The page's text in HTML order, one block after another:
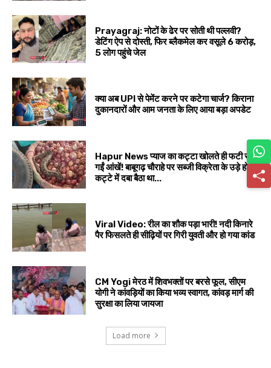
Prayagraj: नोटों के ढेर पर सोती थी पल्लवी?
डेटिंग ऐप से दोस्ती, फिर ब्लैकमेल कर वसूले ₹6 करोड़,
5 लोग पहुंचे जेल
क्या अब UPI से पेमेंट करने पर कटेगा चार्ज? किराना
दुकानदारों और आम जनता के लिए आया बड़ा अपडेट
Hapur News प्याज का कट्टा खोलते ही फटी रह
गईं आंखें! बाबूगढ़ चौराहे पर सब्जी विक्रेता के उड़े होश,
कट्टे में दबा बैठा था...
Viral Video: रील का शौक पड़ा भारी! नदी किनारे
पैर फिसलते ही सीढ़ियों पर गिरी युवती और हो गया कांड
CM Yogi मेरठ में शिवभक्तों पर बरसे फूल, सीएम
योगी ने कांवड़ियों का किया भव्य स्वागत, कांवड़ मार्ग की
सुरक्षा का लिया जायजा
Load more